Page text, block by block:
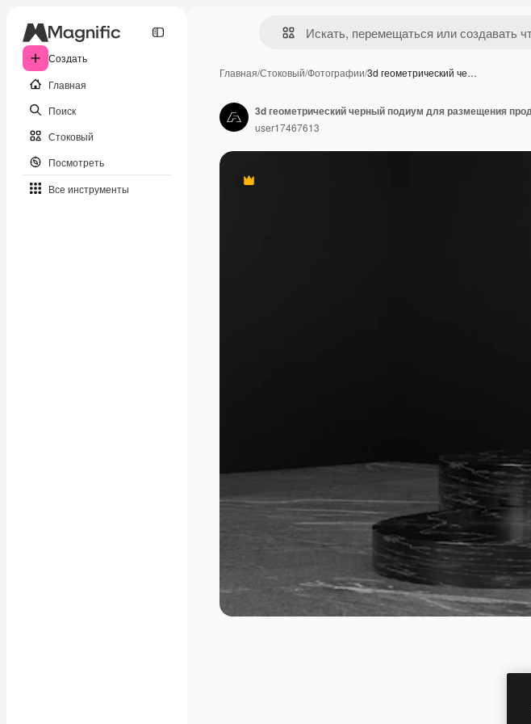
Создать
Главная
Поиск
Стоковый
Посмотреть
Все инструменты
Главная/Стоковый/Фотографии/3d геометрический че…
Премиум
user17467613